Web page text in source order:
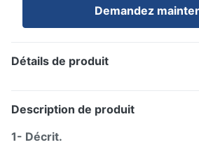
Demandez
Détails de produit
Description de produit
1- Décrit.